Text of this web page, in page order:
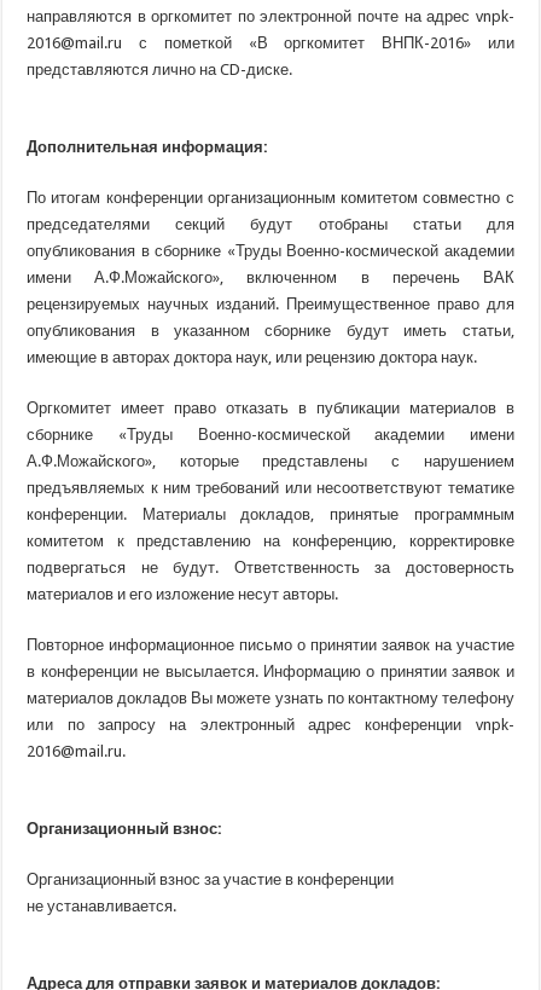
направляются в оргкомитет по электронной почте на адрес vnpk-
2016@mail.ru с пометкой
«В оргкомитет ВНПК-2016» или
представляются лично на CD-диске.
Дополнительная информация:
По итогам конференции организационным комитетом совместно с
председателями секций будут отобраны статьи для
опубликования в сборнике «ТрудыВоенно-космической академии
имени А.Ф.Можайского», включенном в перечень ВАК
рецензируемых научных изданий. Преимущественное право для
опубликования в указанном сборнике будут иметь статьи,
имеющие в авторах доктора наук, или рецензию доктора наук.
Оргкомитет имеет право отказать в публикации материалов в
сборнике
«ТрудыВоенно-космической академии имени
А.Ф.Можайского», которые представлены с нарушением
предъявляемых к ним требований или несоответствуют тематике
конференции. Материалы докладов, принятые программным
комитетом к представлению на конференцию, корректировке
подвергаться не будут. Ответственность за достоверность
материалов и его изложение несут авторы.
Повторное информационное письмо о принятии заявок на участие
в конференции не высылается. Информацию о принятии заявок и
материалов докладов Вы можете узнать по контактному телефону
или по запросу на электронный адрес конференции vnpk-
2016@mail.ru.
Организационный взнос:
Организационный взнос за участие в конференции
не устанавливается.
Адреса для отправки заявок и материалов докладов: